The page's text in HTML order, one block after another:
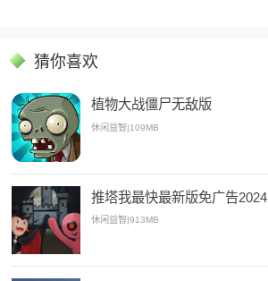
猜你喜欢
植物大战僵尸无敌版
休闲益智|109MB
推塔我最快最新版免广告2024
休闲益智|913MB